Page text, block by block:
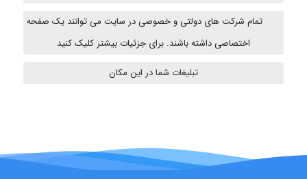
تمام شرکت های دولتی و خصوصی در سایت می توانند یک صفحه
اختصاصی داشته باشند. برای جزئیات بیشتر کلیک کنید
تبلیغات شما در این مکان